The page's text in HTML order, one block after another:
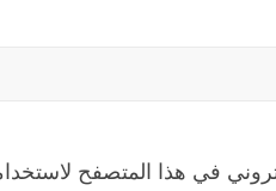
في هذا المتصفح